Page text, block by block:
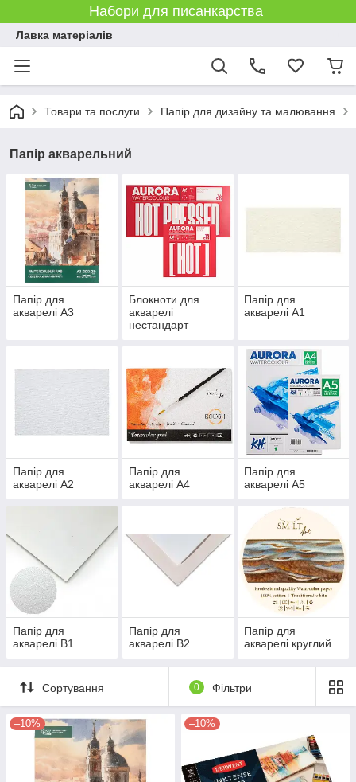
Набори для писанкарства
Лавка матеріалів
Товари та послуги Папір для дизайну та малювання
Папір акварельний
Папір для
акварелі А3
Блокноти для
акварелі
нестандарт
Папір для
акварелі А1
Папір для
акварелі А2
Папір для
акварелі А4
Папір для
акварелі А5
Папір для
акварелі В1
Папір для
акварелі В2
Папір для
акварелі круглий
Сортування 0 Фільтри
–10% –10%